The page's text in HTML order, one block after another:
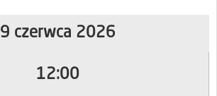
9 czerwca 2026
12:00